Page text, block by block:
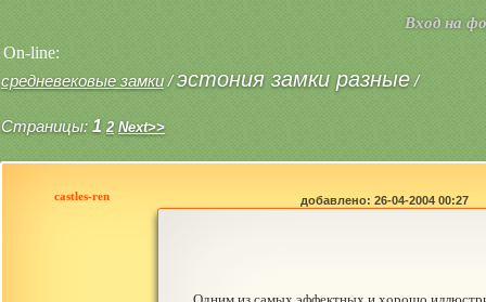
Вход на
On-line:
средневековые замки/эстония замки разные /
Страницы: 1 2 Next>>
castles-ren добавлено: 26-04-2004 00:27